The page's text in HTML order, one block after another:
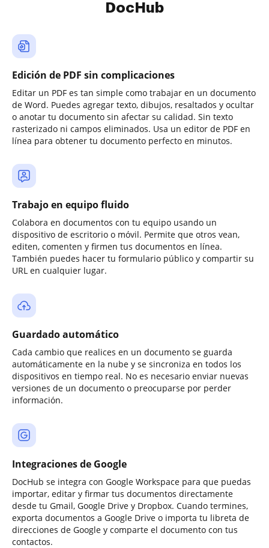
DocHub
Edición de PDF sin complicaciones
Editar un PDF es tan simple como trabajar en un documento
de Word. Puedes agregar texto, dibujos, resaltados y ocultar
o anotar tu documento sin afectar su calidad. Sin texto
rasterizado ni campos eliminados. Usa un editor de PDF en
línea para obtener tu documento perfecto en minutos.
Trabajo en equipo fluido
Colabora en documentos con tu equipo usando un
dispositivo de escritorio o móvil. Permite que otros vean,
editen, comenten y firmen tus documentos en línea.
También puedes hacer tu formulario público y compartir su
URL en cualquier lugar.
Guardado automático
Cada cambio que realices en un documento se guarda
automáticamente en la nube y se sincroniza en todos los
dispositivos en tiempo real. No es necesario enviar nuevas
versiones de un documento o preocuparse por perder
información.
Integraciones de Google
DocHub se integra con Google Workspace para que puedas
importar, editar y firmar tus documentos directamente
desde tu Gmail, Google Drive y Dropbox. Cuando termines,
exporta documentos a Google Drive o importa tu libreta de
direcciones de Google y comparte el documento con tus
contactos.